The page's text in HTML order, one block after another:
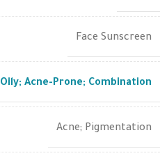
Face Sunscreen
Oily; Acne-Prone; Combination
Acne; Pigmentation